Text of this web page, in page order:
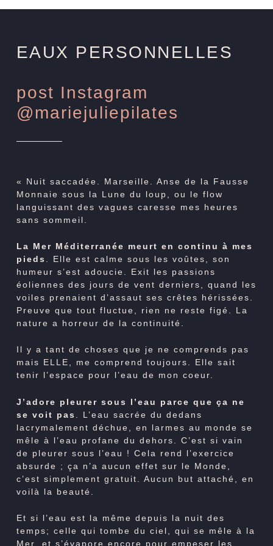
EAUX PERSONNELLES
post Instagram
@mariejuliepilates
« Nuit saccadée. Marseille. Anse de la Fausse
Monnaie sous la Lune du loup, ou le flow
languissant des vagues caresse mes heures
sans sommeil.
La Mer Méditerranée meurt en continu à mes
pieds
. Elle est calme sous les voûtes, son
humeur s’est adoucie. Exit les passions
éoliennes des jours de vent derniers, quand les
voiles prenaient d’assaut ses crêtes hérissées.
Preuve que tout fluctue, rien ne reste figé. La
nature a horreur de la continuité.
Il y a tant de choses que je ne comprends pas
mais ELLE, me comprend toujours. Elle sait
tenir l’espace pour l’eau de mon coeur.
J’adore pleurer sous l’eau parce que ça ne
se voit pas
. L’eau sacrée du dedans
lacrymalement déchue, en larmes au monde se
mêle à l’eau profane du dehors. C’est si vain
de pleurer sous l’eau ! Cela rend l’exercice
absurde ; ça n’a aucun effet sur le Monde,
c’est simplement gratuit. Aucun but attaché, en
voilà la beauté.
Et si l’eau est la même depuis la nuit des
temps; celle qui tombe du ciel, qui se mêle à la
Mer, et s’évapore encore pour empeser les